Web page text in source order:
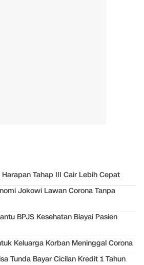
Tahap III Cair Lebih Cepat
Jokowi Lawan Corona Tanpa
BPJS Kesehatan Biayai Pasien
Keluarga Korban Meninggal Corona
Tunda Bayar Cicilan Kredit 1 Tahun